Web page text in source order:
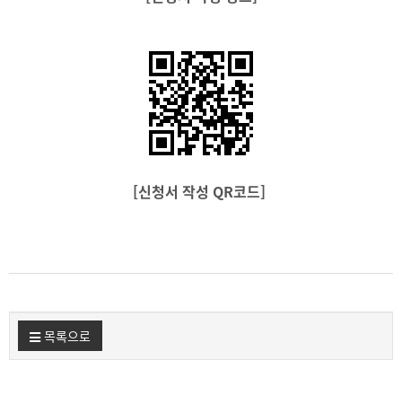
[신청서 작성 QR코드]
목록으로